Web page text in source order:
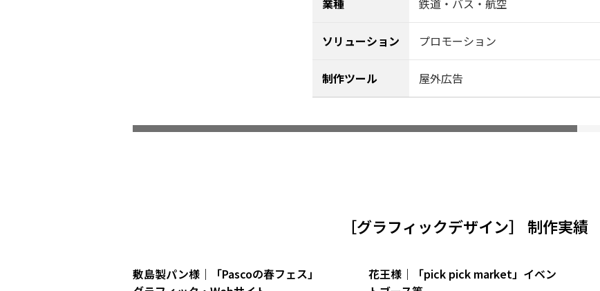
ソリューション プロモーション
制作ツール 屋外広告
［グラフィックデザイン］ 制作実績
敷島製パン様｜「Pascoの春フェス」
花王様｜「pick pick market」イベン